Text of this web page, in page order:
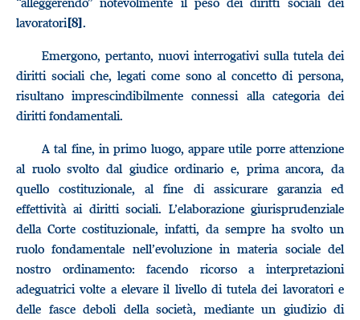
lavoratori[8].
Emergono, pertanto, nuovi interrogativi sulla tutela dei
diritti sociali che, legati come sono al concetto di persona,
risultano imprescindibilmente connessi alla categoria dei
diritti fondamentali.
A tal fine, in primo luogo, appare utile porre attenzione
al ruolo svolto dal giudice ordinario e, prima ancora, da
quello costituzionale, al fine di assicurare garanzia ed
effettività ai diritti sociali. L’elaborazione giurisprudenziale
della Corte costituzionale, infatti, da sempre ha svolto un
ruolo fondamentale nell’evoluzione in materia sociale del
nostro ordinamento: facendo ricorso a interpretazioni
adeguatrici volte a elevare il livello di tutela dei lavoratori e
delle fasce deboli della società, mediante un giudizio di